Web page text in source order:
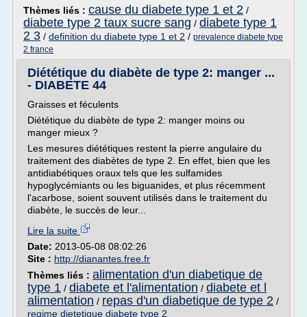
Thèmes liés : cause du diabete type 1 et 2 /
diabete type 2 taux sucre sang / diabete type 1
2 3 / definition du diabete type 1 et 2 / prevalence diabete type
2 france
Diététique du diabète de type 2: manger ...
- DIABETE 44
Graisses et féculents
Diététique du diabète de type 2: manger moins ou
manger mieux ?
Les mesures diététiques restent la pierre angulaire du
traitement des diabètes de type 2. En effet, bien que les
antidiabétiques oraux tels que les sulfamides
hypoglycémiants ou les biguanides, et plus récemment
l'acarbose, soient souvent utilisés dans le traitement du
diabète, le succès de leur...
Lire la suite
Date: 2013-05-08 08:02:26
Site : http://dianantes.free.fr
Thèmes liés : alimentation d'un diabetique de
type 1 / diabete et l'alimentation / diabete et l
alimentation / repas d'un diabetique de type 2 /
regime dietetique diabete type 2